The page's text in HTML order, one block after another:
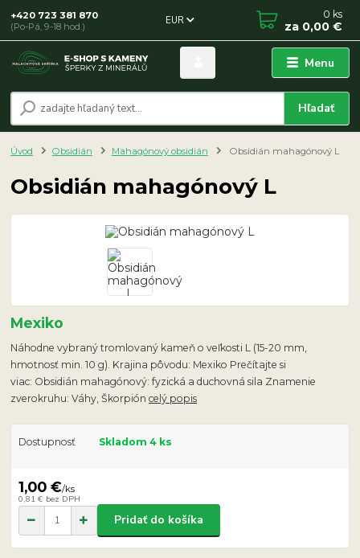
Menu
EUR
Hľadať
+420 723 381 870
(Po-Pá, 9-18 hod.)
0 ks
za 0,00 €
Úvod Obsidián Mahagónový obsidián Obsidián mahagónový L
Obsidián mahagónový L
Mexiko
Náhodne vybraný tromlovaný kameň o veľkosti L (15-20 mm,
hmotnosť min. 10 g). Krajina pôvodu: Mexiko Prečítajte si
viac: Obsidián mahagónový: fyzická a duchovná sila Znamenie
zverokruhu: Váhy, Škorpióncelý popis
Dostupnosť Skladom 4 ks
1,00 €/ks
0,81 € bez DPH
Pridať do košíka